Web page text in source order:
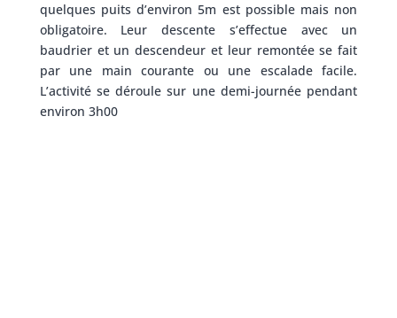
quelques puits d’environ 5m est possible mais non
obligatoire. Leur descente s’effectue avec un
baudrier et un descendeur et leur remontée se fait
par une main courante ou une escalade facile.
L’activité se déroule sur une demi-journée pendant
environ 3h00